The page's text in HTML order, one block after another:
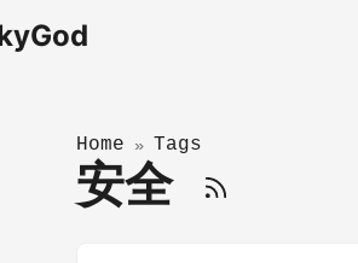
Home » Tags
安全